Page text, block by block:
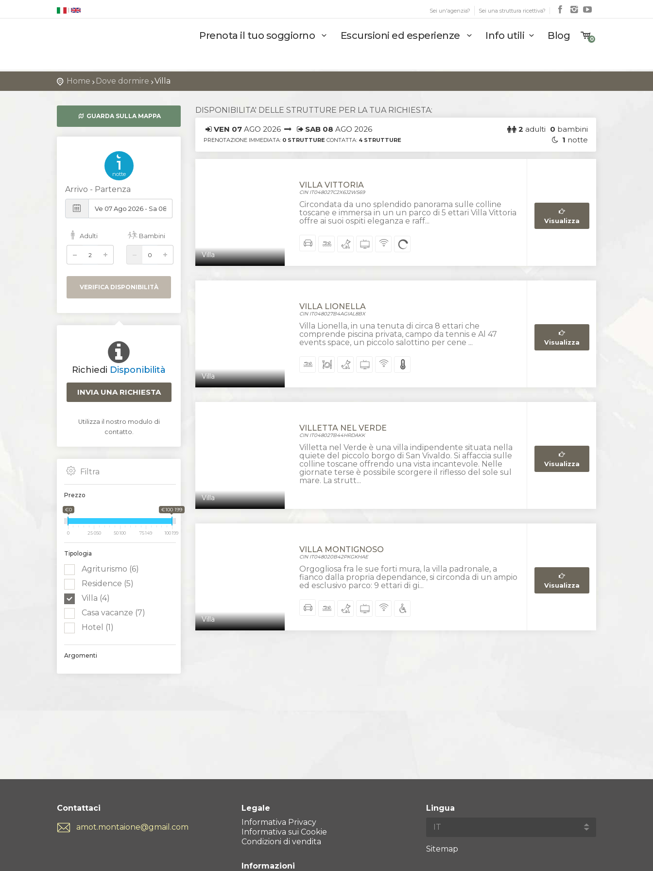
| Sei un'agenzia? Sei una struttura ricettiva?
Prenota il tuo soggiorno Escursioni ed esperienze Info utili Blog 0
Home Dove dormire Villa
GUARDA SULLA MAPPA
1
notte
Arrivo - Partenza
Adulti Bambini
VERIFICA DISPONIBILITÀ
Richiedi Disponibilità
INVIA UNA RICHIESTA
Utilizza il nostro modulo di
contatto.
Filtra
Prezzo
€0 €100 199
0 25 050 50 100 75 149 100 199
Tipologia
Agriturismo (6)
Residence (5)
Villa (4)
Casa vacanze (7)
Hotel (1)
Argomenti
DISPONIBILITA' DELLE STRUTTURE PER LA TUA RICHIESTA:
VEN 07 AGO 2026 SAB 08 AGO 2026
PRENOTAZIONE IMMEDIATA: 0 STRUTTURE CONTATTA: 4 STRUTTURE
2 adulti 0 bambini
1 notte
Villa
VILLA VITTORIA
CIN IT048027C2X6J2WS69
Circondata da uno splendido panorama sulle colline
toscane e immersa in un un parco di 5 ettari Villa Vittoria
offre ai suoi ospiti eleganza e raff...
Visualizza
Villa
VILLA LIONELLA
CIN IT048027B4AGIAL8BX
Villa Lionella, in una tenuta di circa 8 ettari che
comprende piscina privata, campo da tennis e Al 47
events space, un piccolo salottino per cene ...
Visualizza
Villa
VILLETTA NEL VERDE
CIN IT048027B44HRDAKK
Villetta nel Verde è una villa indipendente situata nella
quiete del piccolo borgo di San Vivaldo. Si affaccia sulle
colline toscane offrendo una vista incantevole. Nelle
giornate terse è possibile scorgere il riflesso del sole sul
mare. La strutt...
Visualizza
Villa
VILLA MONTIGNOSO
CIN IT048020B42PKGKHAE
Orgogliosa fra le sue forti mura, la villa padronale, a
fianco dalla propria dependance, si circonda di un ampio
ed esclusivo parco: 9 ettari di gi...
Visualizza
Contattaci
amot.montaione@gmail.com
Legale
Informativa Privacy
Informativa sui Cookie
Condizioni di vendita
Informazioni
Lingua
Sitemap